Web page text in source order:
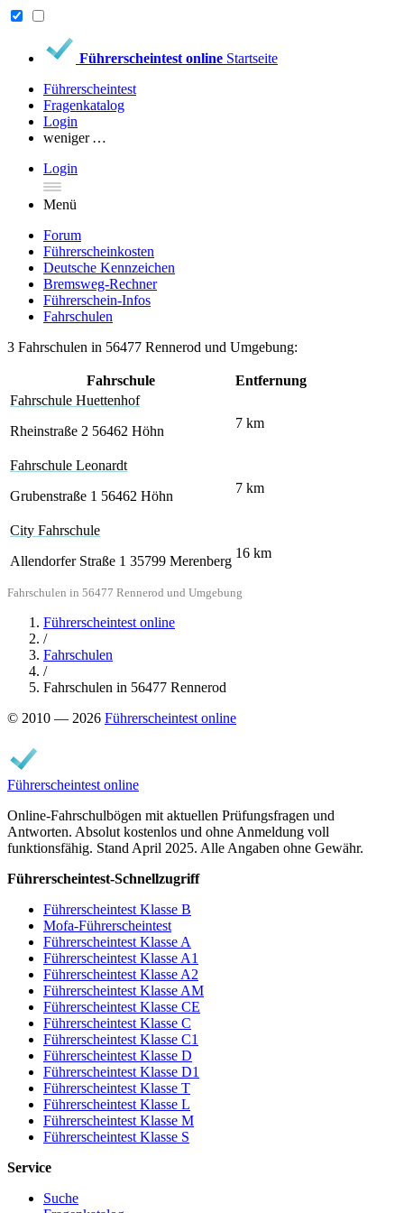
Führerscheintest online Startseite
Führerscheintest
Fragenkatalog
Login
weniger …
Login
Menü
Forum
Führerscheinkosten
Deutsche Kennzeichen
Bremsweg-Rechner
Führerschein-Infos
Fahrschulen
3 Fahrschulen in 56477 Rennerod und Umgebung:
Fahrschulen in 56477 Rennerod und Umgebung
Fahrschule
Entfernung
Fahrschule Huettenhof
Rheinstraße 2 56462 Höhn
7 km
Fahrschule Leonardt
Grubenstraße 1 56462 Höhn
7 km
City Fahrschule
Allendorfer Straße 1 35799 Merenberg
16 km
Führerscheintest online
/
Fahrschulen
/
Fahrschulen in 56477 Rennerod
© 2010 — 2026 Führerscheintest online
Führerscheintest online
Online-Fahrschulbögen mit aktuellen Prüfungsfragen und
Antworten. Absolut kostenlos und ohne Anmeldung voll
funktionsfähig. Stand April 2025. Alle Angaben ohne Gewähr.
Führerscheintest-Schnellzugriff
Führerscheintest Klasse B
Mofa-Führerscheintest
Führerscheintest Klasse A
Führerscheintest Klasse A1
Führerscheintest Klasse A2
Führerscheintest Klasse AM
Führerscheintest Klasse CE
Führerscheintest Klasse C
Führerscheintest Klasse C1
Führerscheintest Klasse D
Führerscheintest Klasse D1
Führerscheintest Klasse T
Führerscheintest Klasse L
Führerscheintest Klasse M
Führerscheintest Klasse S
Service
Suche